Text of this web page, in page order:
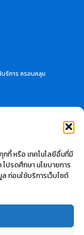
กกี้ หรือ เทคโนโลยีอื่นที่มี
ปรดศึกษา นโยบายการ
ก่อนใช้บริการเว็บไซต์
บริการ ครอบคลุม
จำกัด